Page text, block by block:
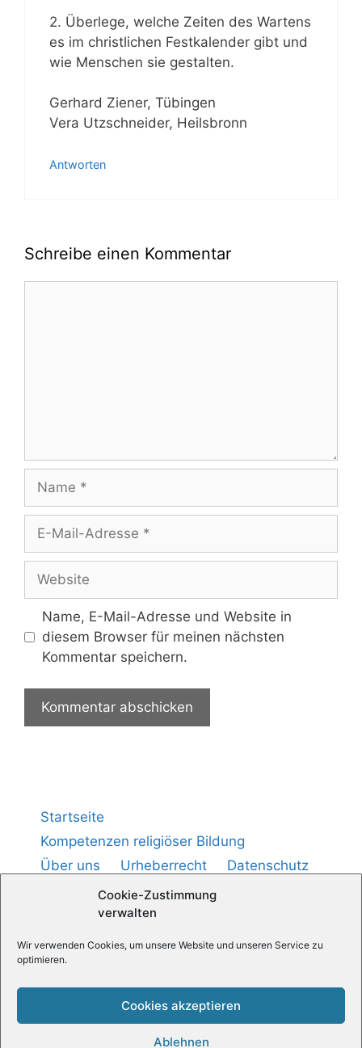
Cookie-Zustimmung
verwalten
Wir verwenden Cookies, um unsere Website und unseren Service zu
optimieren.
Cookies akzeptieren
Ablehnen
2. Über­le­ge, wel­che Zei­ten des War­tens
es im christ­li­chen Fest­ka­len­der gibt und
wie Men­schen sie gestalten.
Ger­hard Zie­ner, Tübingen
Vera Utz­schnei­der, Heilsbronn
Antworten
Schreibe einen Kommentar
Name, E-Mail-Adresse und Website in
diesem Browser für meinen nächsten
Kommentar speichern.
Startseite
Kompetenzen religiöser Bildung
Über uns
Urheberrecht
Datenschutz
Impressum
Cookie-Richtlinie (
Medienpädagogik — Praxis
Religionspädagogische News